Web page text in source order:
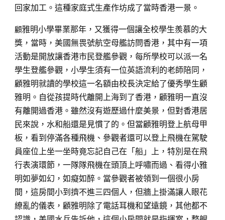
回家加工。這種家庭式生產作坊成了當時香港一景。
顧雅明小學畢業那年，又獲得一個讓全校學生羨慕的大
獎，當時，美國無畏號航空母艦訪問香港，其中有一項
活動是開放讓香港市民登艦參觀，每所學校可以派一名
學生登艦參觀，小學生須有一位英語流利的老師陪同，
顧雅明就讀的學校這一名額由校長決定給了優秀學生顧
雅明。自從孩提時代離開上海到了香港，顧雅明一直沒
有離開過香港。雖然沒有遊歷過什麼美景，但對香港居
民來說，水和船還是見慣了的。但當顧雅明登上航母甲
板，看到停滿各種飛機、參觀者還可以登上飛機在駕駛
員座位上坐一坐時竟忘記自己在「船」上，特別是在飛
行表演環節，一隊隊飛機在頭頂上呼嘯而過、看得小雅
明如夢如幻，如癡如醉。當參觀者被領到一個很小房
間，這房間小到擠不進三四個人，但牆上掛滿讓人眼花
繚亂的儀表，顧雅明除了電話耳機和望遠鏡，其他都不